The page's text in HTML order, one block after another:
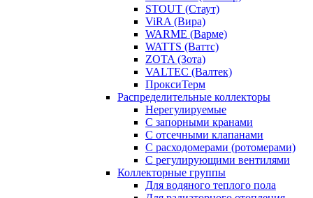
STOUT (Стаут)
ViRA (Вира)
WARME (Варме)
WATTS (Ваттс)
ZOTA (Зота)
VALTEC (Валтек)
ПроксиТерм
Распределительные коллекторы
Нерегулируемые
С запорными кранами
С отсечными клапанами
С расходомерами (ротомерами)
С регулирующими вентилями
Коллекторные группы
Для водяного теплого пола